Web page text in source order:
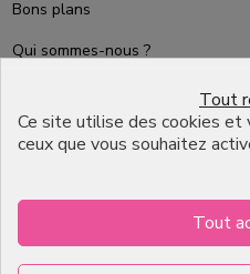
Bons plans
Qui sommes-nous ?
Professionnel
Emballage pour Chocolatier
Ce site utilise des cookies et
ceux que vous souhaitez
Tout
Tout